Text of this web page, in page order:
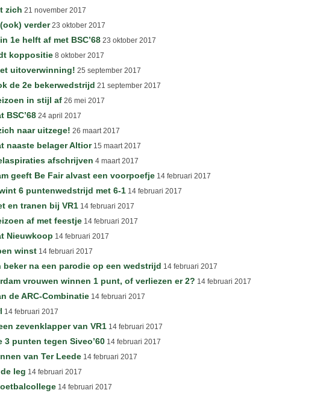
zich 21 november 2017
verder23 oktober 2017
1e helft af met BSC’68 23 oktober 2017
koppositie 8 oktober 2017
uitoverwinning! 25 september 2017
de 2e bekerwedstrijd 21 september 2017
in stijl af 26 mei 2017
BSC’68 24 april 2017
naar uitzege! 26 maart 2017
naaste belager Altior15 maart 2017
afschrijven 4 maart 2017
geeft Be Fair alvast een voorpoefje 14 februari 2017
6 puntenwedstrijd met 6-1 14 februari 2017
en tranen bij VR1 14 februari 2017
af met feestje 14 februari 2017
Nieuwkoop 14 februari 2017
winst 14 februari 2017
beker na een parodie op een wedstrijd 14 februari 2017
vrouwen winnen 1 punt, of verliezen er 2? 14 februari 2017
de ARC-Combinatie 14 februari 2017
14 februari 2017
zevenklapper van VR1 14 februari 2017
3 punten tegen Siveo’60 14 februari 2017
van Ter Leede 14 februari 2017
leg 14 februari 2017
14 februari 2017